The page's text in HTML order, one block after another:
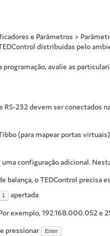
e Parâmetros >
distribuídas pelo
programação, avalie as
232 devem ser conectados
(para mapear portas
configuração adicional.
balança, o TEDControl precisa
1
apertada
exemplo, 192.168.000.052 e
pressionar
Enter